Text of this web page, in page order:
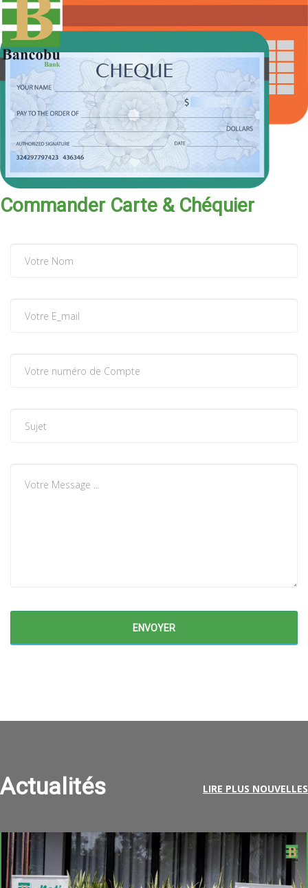
Commander Carte & Chéquier
Actualités LIRE PLUS NOUVELLES